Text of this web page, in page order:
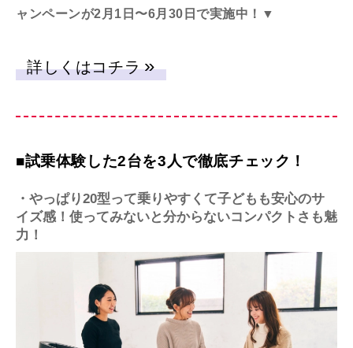
ャンペーンが2月1日〜6月30日で実施中！▼
詳しくはコチラ
■試乗体験した2台を3人で徹底チェック！
・やっぱり20型って乗りやすくて子どもも安心のサ
イズ感！使ってみないと分からないコンパクトさも魅
力！